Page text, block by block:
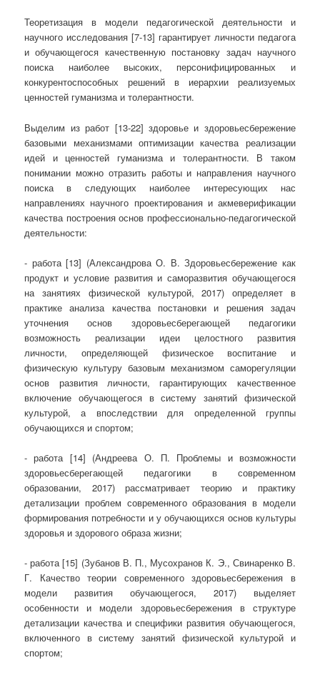
Теоретизация в модели педагогической деятельности и
научного исследования [7-13] гарантирует личности педагога
и обучающегося качественную постановку задач научного
поиска наиболее высоких, персонифицированных и
конкурентоспособных решений в иерархии реализуемых
ценностей гуманизма и толерантности.
Выделим из работ [13-22] здоровье и здоровьесбережение
базовыми механизмами оптимизации качества реализации
идей и ценностей гуманизма и толерантности. В таком
понимании можно отразить работы и направления научного
поиска в следующих наиболее интересующих нас
направлениях научного проектирования и акмеверификации
качества построения основ профессионально-педагогической
деятельности:
- работа [13] (Александрова О. В. Здоровьесбережение как
продукт и условие развития и саморазвития обучающегося
на занятиях физической культурой, 2017) определяет в
практике анализа качества постановки и решения задач
уточнения основ здоровьесберегающей педагогики
возможность реализации идеи целостного развития
личности, определяющей физическое воспитание и
физическую культуру базовым механизмом саморегуляции
основ развития личности, гарантирующих качественное
включение обучающегося в систему занятий физической
культурой, а впоследствии для определенной группы
обучающихся и спортом;
- работа [14] (Андреева О. П. Проблемы и возможности
здоровьесберегающей педагогики в современном
образовании, 2017) рассматривает теорию и практику
детализации проблем современного образования в модели
формирования потребности и у обучающихся основ культуры
здоровья и здорового образа жизни;
- работа [15] (Зубанов В. П., Мусохранов К. Э., Свинаренко В.
Г. Качество теории современного здоровьесбережения в
модели развития обучающегося, 2017) выделяет
особенности и модели здоровьесбережения в структуре
детализации качества и специфики развития обучающегося,
включенного в систему занятий физической культурой и
спортом;